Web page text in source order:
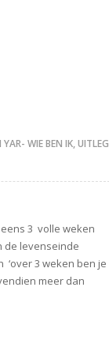
WIE BEN IK, UITLEG
3 volle weken
de levenseinde
‘over 3 weken ben je
meer dan